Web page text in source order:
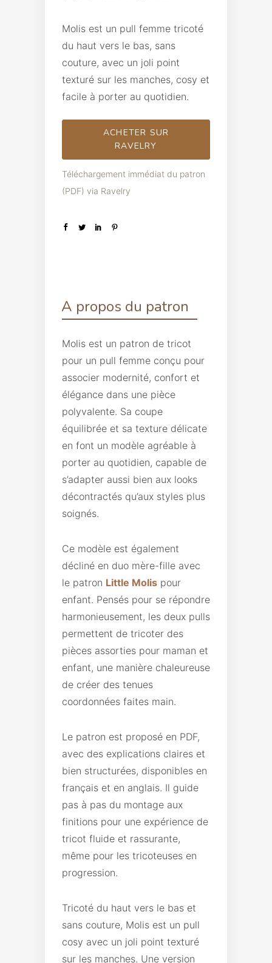
Molis est un pull femme tricoté
du haut vers le bas, sans
couture, avec un joli point
texturé sur les manches, cosy et
facile à porter au quotidien.
ACHETER SUR
RAVELRY
Téléchargement immédiat du patron
(PDF) via Ravelry
A propos du patron
Molis est un patron de tricot
pour un pull femme conçu pour
associer modernité, confort et
élégance dans une pièce
polyvalente. Sa coupe
équilibrée et sa texture délicate
en font un modèle agréable à
porter au quotidien, capable de
s’adapter aussi bien aux looks
décontractés qu’aux styles plus
soignés.
Ce modèle est également
décliné en duo mère-fille avec
le patron Little Molis pour
enfant. Pensés pour se répondre
harmonieusement, les deux pulls
permettent de tricoter des
pièces assorties pour maman et
enfant, une manière chaleureuse
de créer des tenues
coordonnées faites main.
Le patron est proposé en PDF,
avec des explications claires et
bien structurées, disponibles en
français et en anglais. Il guide
pas à pas du montage aux
finitions pour une expérience de
tricot fluide et rassurante,
même pour les tricoteuses en
progression.
Tricoté du haut vers le bas et
sans couture, Molis est un pull
cosy avec un joli point texturé
sur les manches. Une version